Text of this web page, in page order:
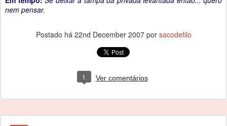
nem pensar.
Postado há 22nd December 2007por sacodefilo
1 Ver comentários